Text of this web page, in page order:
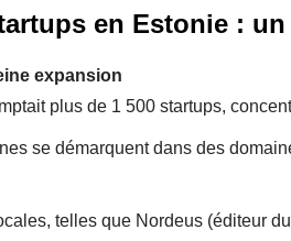
en Estonie :
expansion
plus de 1 500 startups,
se démarquent dans des
telles que Nordeus (éditeur